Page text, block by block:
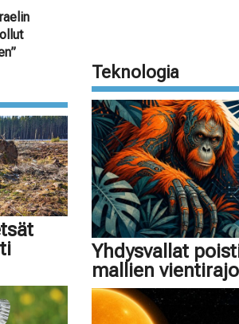
Teknologia
Yhdysvallat
mallien